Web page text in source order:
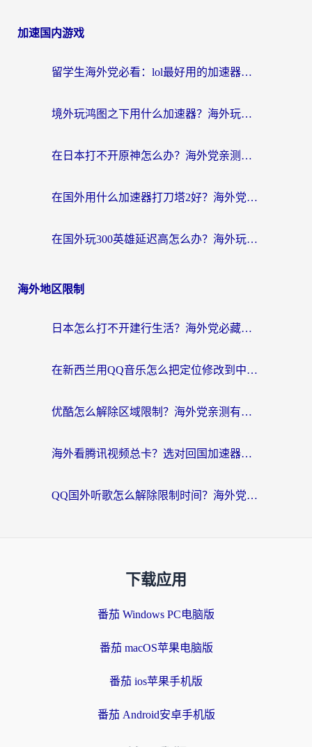
加速国内游戏
留学生海外党必看：lol最好用的加速器怎么选？附一梦江湖、神鬼传奇加速攻略
境外玩鸿图之下用什么加速器？海外玩家必看的国服游戏加速全攻略
在日本打不开原神怎么办？海外党亲测有效的国服游戏加速指南
在国外用什么加速器打刀塔2好？海外党国服游戏加速避坑指南
在国外玩300英雄延迟高怎么办？海外玩家亲测有效的加速器选择指南
海外地区限制
日本怎么打不开建行生活？海外党必藏的回国加速指南（含丹麦国外影音问题破解）
在新西兰用QQ音乐怎么把定位修改到中国国内？海外党听歌追剧的实用指南
优酷怎么解除区域限制？海外党亲测有效的回国加速器选择指南
海外看腾讯视频总卡？选对回国加速器，还能解决英国1号店定位+欧洲杯CCTV5直播问题
QQ国外听歌怎么解除限制时间？海外党亲测有效的回国加速方案
下载应用
番茄 Windows PC电脑版
番茄 macOS苹果电脑版
番茄 ios苹果手机版
番茄 Android安卓手机版